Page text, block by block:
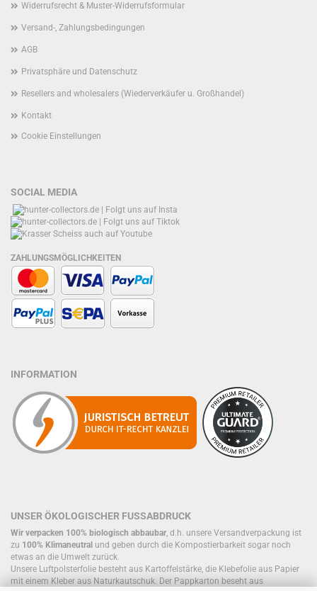
Widerrufsrecht & Muster-Widerrufsformular
Versand-, Zahlungsbedingungen
AGB
Privatsphäre und Datenschutz
Resellers and wholesalers (Wiederverkäufer u. Großhandel)
Kontakt
Cookie Einstellungen
SOCIAL MEDIA
ZAHLUNGSMÖGLICHKEITEN
INFORMATION
UNSER ÖKOLOGISCHER FUSSABDRUCK
Wir verpacken 100% biologisch abbaubar, d.h. unsere Versandverpackung ist
zu 100% Klimaneutral und geben durch die Kompostierbarkeit sogar noch
etwas an die Umwelt zurück.
Unsere Luftpolsterfolie besteht aus Kartoffelstärke, die Klebefolie aus Papier
mit einem Kleber aus Naturkautschuk. Der Pappkarton beseht aus